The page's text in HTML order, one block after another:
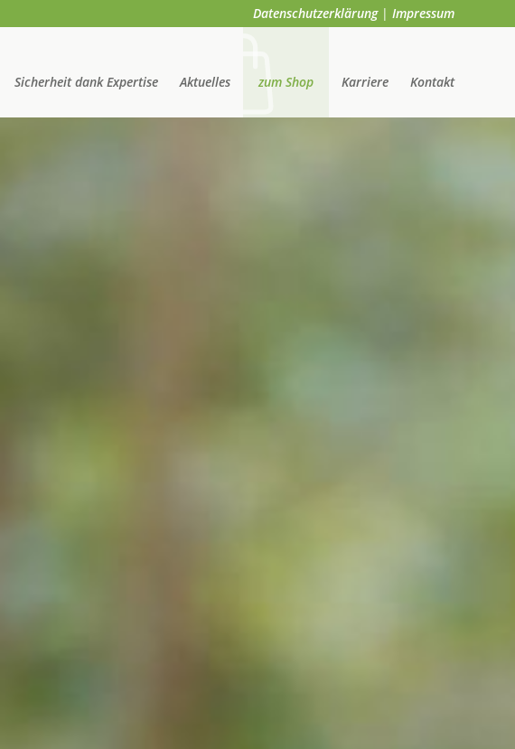
Sicherheit dank Expertise Aktuelles zum Shop Karriere Kontakt
Datenschutzerklärung | Impressum